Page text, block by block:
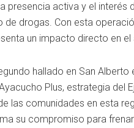
presencia activa y el
de drogas. Con esta
un impacto directo en
hallado en San
Plus, estrategia del
las comunidades en esta
su compromiso para